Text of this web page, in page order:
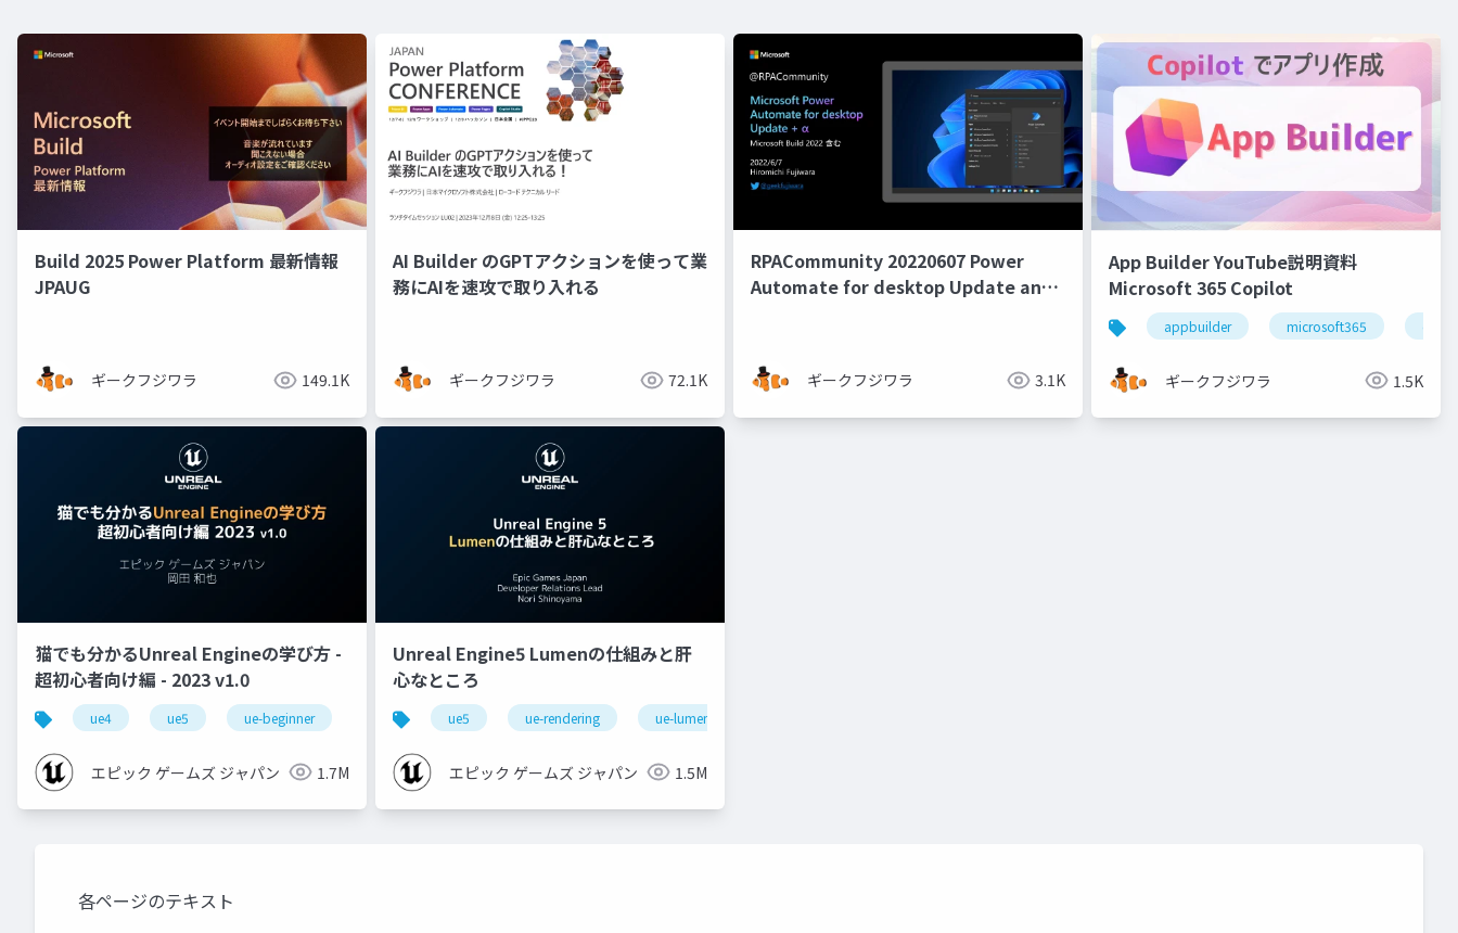
Build 2025 Power Platform 最新情報
JPAUG
ギークフジワラ 149.1K
AI Builder のGPTアクションを使って業
務にAIを速攻で取り入れる
ギークフジワラ 72.1K
RPACommunity 20220607 Power
Automate for desktop Update and
ギークフジワラ 3.1K
App Builder YouTube説明資料
Microsoft 365 Copilot
appbuilder microsoft365
ギークフジワラ 1.5K
猫でも分かるUnreal Engineの学び方 -
超初心者向け編 - 2023 v1.0
ue4 ue5 ue-beginner
エピック ゲームズ ジャパン 1.7M
Unreal Engine5 Lumenの仕組みと肝
心なところ
ue5 ue-rendering ue-lumen
エピック ゲームズ ジャパン 1.5M
各ページのテキスト